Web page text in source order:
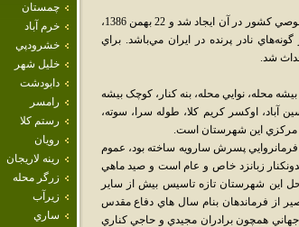
چمستان
خرم آباد
خشرودپي
خليل شهر
دابودشت
رامسر
رستم كلا
رويان
رينه لاريجان
زرگر محله
زيرآب
ساري
اين شهرستان يکي از شهرهاي مهم استان مازندران است که نخستين بندر خصوصي کشور در آن ايجاد شد و 22 بهمن 1386،
نادر پرنده در ايران مي‌باشد. براي
شد.
محله، نوايي محله، بنه کنار، کوچک بيشه
آباد، اوکسر کريم کلا، طوله سرا، سوته،
مرکزي اين شهرستان است.
پسرش سارويه ساخته بود، عموم
زبانزد خاص و عام است و صيد ماهي
اين شهرستان تازه تاسيس بيش از ساير
از فرماندهان بنام سال هاي دفاع مقدس
همچون برادران مجيدي و حاجي كناري